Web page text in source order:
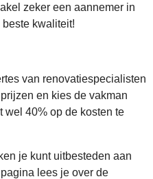
zeker een aannemer in
kwaliteit!
van renovatiespecialisten
en kies de vakman
wel 40% op de kosten te
je kunt uitbesteden aan
lees je over de